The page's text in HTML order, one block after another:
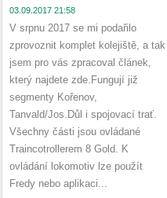
03.09.2017 21:58
V srpnu 2017 se mi podařilo
zprovoznit komplet kolejiště, a tak
jsem pro vás zpracoval článek,
který najdete zde.Fungují již
segmenty Kořenov,
Tanvald/Jos.Důl i spojovací trať.
Všechny části jsou ovládané
Traincotrollerem 8 Gold. K
ovládání lokomotiv lze použít
Fredy nebo aplikaci...